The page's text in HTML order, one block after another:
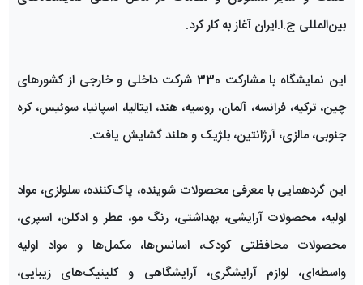
بین‌المللی ج.ا.ایران آغاز به کار کرد.
این نمایشگاه با مشارکت 330 شرکت داخلی و خارجی از کشورهای
چین، ترکیه، فرانسه، آلمان، روسیه، هند، ایتالیا، اسپانیا، سوئیس، کره
جنوبی، مالزی، آرژانتین، بلژیک و هلند گشایش یافت.
این گردهمایی با معرفی محصولات شوینده، پاک‌کننده، سلولزی، مواد
اولیه، محصولات آرایشی، بهداشتی، رنگ مو، عطر و ادکلن، اسپری،
محصولات محافظتی کودک، اسانس‌ها، مکمل‌ها و مواد اولیه
واسطه‌ای، لوازم آرایشگری، آرایشگاهی و کلینیک‌های زیبایی،